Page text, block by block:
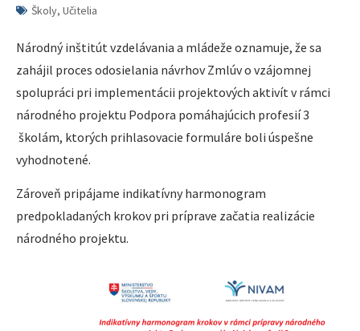
Školy, Učitelia
Národný inštitút vzdelávania a mládeže oznamuje, že sa
zahájil proces odosielania návrhov Zmlúv o vzájomnej
spolupráci pri implementácii projektových aktivít v rámci
národného projektu Podpora pomáhajúcich profesií 3
školám, ktorých prihlasovacie formuláre boli úspešne
vyhodnotené.
Zároveň pripájame indikatívny harmonogram
predpokladaných krokov pri príprave začatia realizácie
národného projektu.